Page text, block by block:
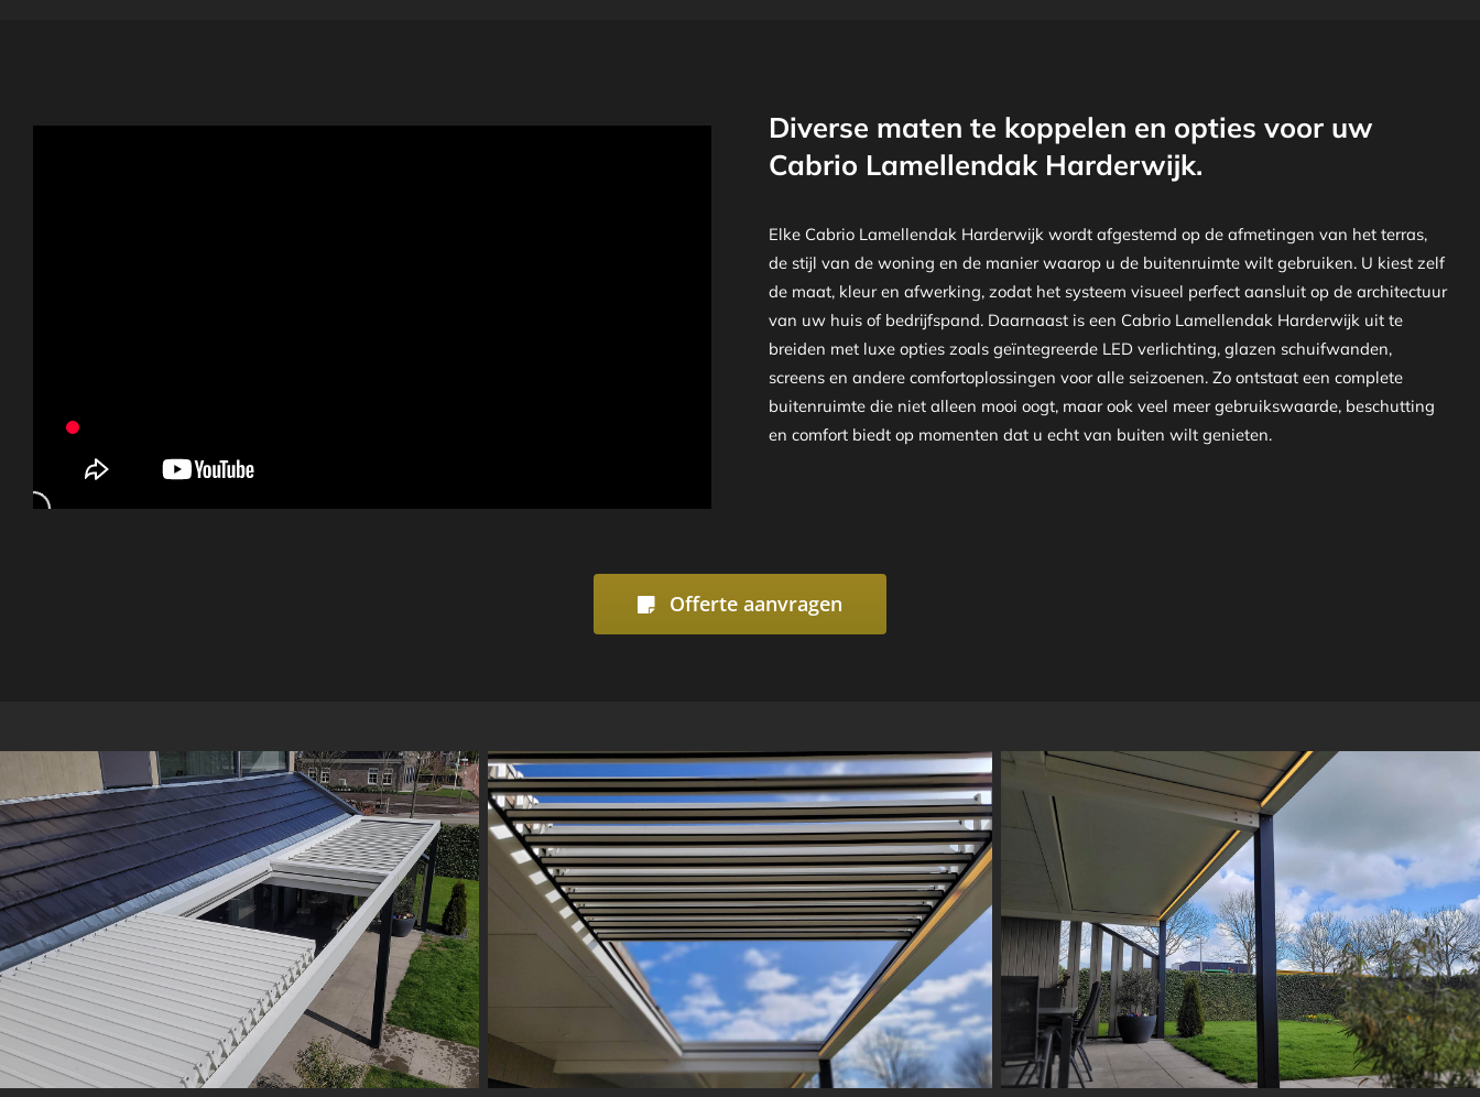
Diverse maten te koppelen en opties voor uw
Cabrio Lamellendak Harderwijk.
Elke Cabrio Lamellendak Harderwijk wordt afgestemd op de afmetingen van het terras,
de stijl van de woning en de manier waarop u de buitenruimte wilt gebruiken. U kiest zelf
de maat, kleur en afwerking, zodat het systeem visueel perfect aansluit op de architectuur
van uw huis of bedrijfspand. Daarnaast is een Cabrio Lamellendak Harderwijk uit te
breiden met luxe opties zoals geïntegreerde LED verlichting, glazen schuifwanden,
screens en andere comfortoplossingen voor alle seizoenen. Zo ontstaat een complete
buitenruimte die niet alleen mooi oogt, maar ook veel meer gebruikswaarde, beschutting
en comfort biedt op momenten dat u echt van buiten wilt genieten.
Offerte aanvragen